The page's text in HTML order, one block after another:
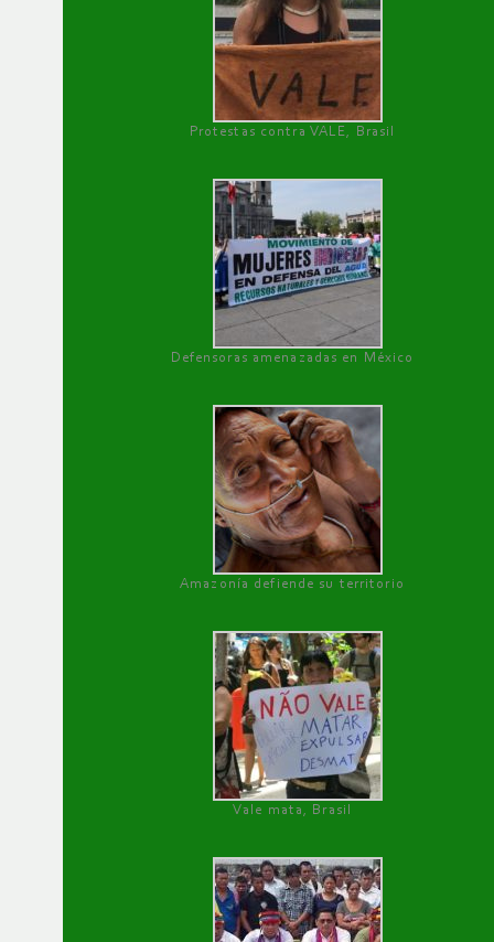
Protestas contra VALE, Brasil
Defensoras amenazadas en México
Amazonía defiende su territorio
Vale mata, Brasil